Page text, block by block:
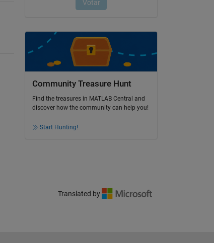
Community Treasure Hunt
Find the treasures in MATLAB Central and
discover how the community can help you!
Start Hunting!
Translated by